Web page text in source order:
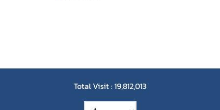
Total Visit : 19,812,013